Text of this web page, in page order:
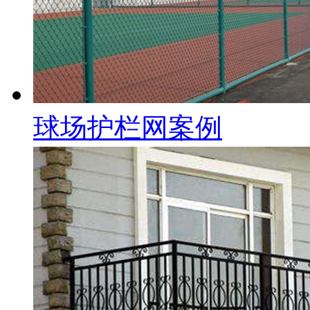
球场护栏网案例